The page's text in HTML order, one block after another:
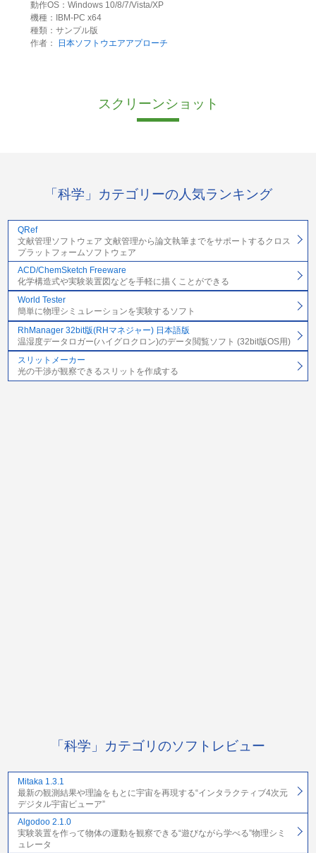
動作OS：Windows 10/8/7/Vista/XP
機種：IBM-PC x64
種類：サンプル版
作者：
日本ソフトウエアアプローチ
スクリーンショット
「科学」カテゴリーの人気ランキング
QRef
文献管理ソフトウェア 文献管理から論文執筆までをサポートするクロス
プラットフォームソフトウェア
ACD/ChemSketch Freeware
化学構造式や実験装置図などを手軽に描くことができる
World Tester
簡単に物理シミュレーションを実験するソフト
RhManager 32bit版(RHマネジャー) 日本語版
温湿度データロガー(ハイグロクロン)のデータ閲覧ソフト (32bit版OS用)
スリットメーカー
光の干渉が観察できるスリットを作成する
「科学」カテゴリのソフトレビュー
Mitaka 1.3.1
最新の観測結果や理論をもとに宇宙を再現する“インタラクティブ4次元
デジタル宇宙ビューア”
Algodoo 2.1.0
実験装置を作って物体の運動を観察できる“遊びながら学べる”物理シミ
ュレータ